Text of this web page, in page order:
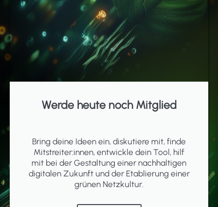
Werde heute noch Mitglied
Bring deine Ideen ein, diskutiere mit, finde
Mitstreiter:innen, entwickle dein Tool, hilf
mit bei der Gestaltung einer nachhaltigen
digitalen Zukunft und der Etablierung einer
grünen Netzkultur.